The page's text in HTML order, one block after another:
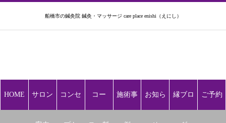
船橋市の鍼灸院 鍼灸・マッサージ care place enishi（えにし）
HOME サロン コンセ コー 施術事 お知ら 縁ブロ ご予約